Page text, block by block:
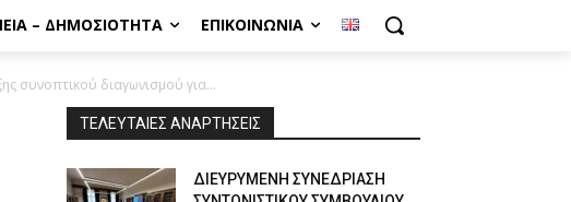
– ΔΗΜΟΣΙΌΤΗΤΑ ΕΠΙΚΟΙΝΩΝΊΑ
συνοπτικού διαγωνισμού για...
ΤΕΛΕΥΤΑΙΕΣ ΑΝΑΡΤΗΣΕΙΣ
ΔΙΕΥΡΥΜΕΝΗ ΣΥΝΕΔΡΙΑΣΗ